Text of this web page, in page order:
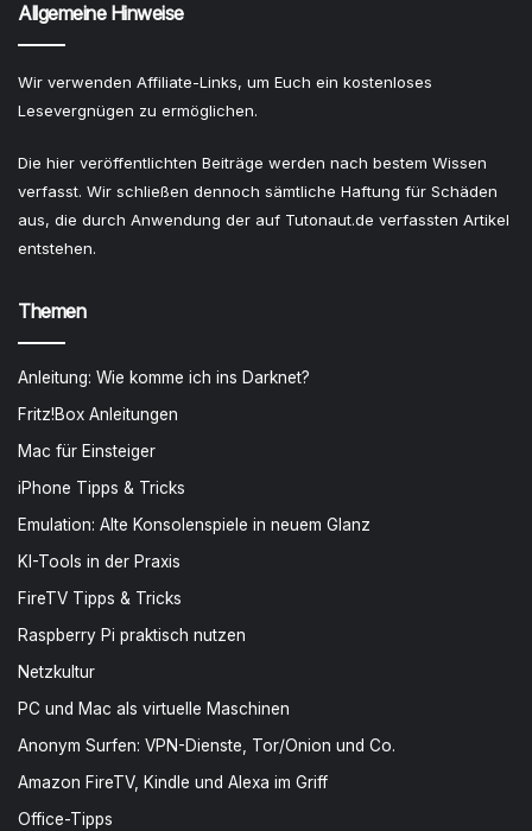
Allgemeine Hinweise
Wir verwenden Affiliate-Links, um Euch ein kostenloses
Lesevergnügen zu ermöglichen.
Die hier veröffentlichten Beiträge werden nach bestem Wissen
verfasst. Wir schließen dennoch sämtliche Haftung für Schäden
aus, die durch Anwendung der auf Tutonaut.de verfassten Artikel
entstehen.
Themen
Anleitung: Wie komme ich ins Darknet?
Fritz!Box Anleitungen
Mac für Einsteiger
iPhone Tipps & Tricks
Emulation: Alte Konsolenspiele in neuem Glanz
KI-Tools in der Praxis
FireTV Tipps & Tricks
Raspberry Pi praktisch nutzen
Netzkultur
PC und Mac als virtuelle Maschinen
Anonym Surfen: VPN-Dienste, Tor/Onion und Co.
Amazon FireTV, Kindle und Alexa im Griff
Office-Tipps